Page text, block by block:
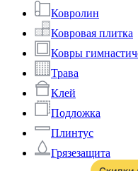
Ковролин
Ковровая плитка
Ковры
Трава
Клей
Подложка
Плинтус
Грязезащита